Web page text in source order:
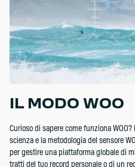
IL MODO WOO
Curioso di sapere come funziona
scienza e la metodologia del sensore
per gestire una piattaforma globale di
tratti del tuo record personale o di un